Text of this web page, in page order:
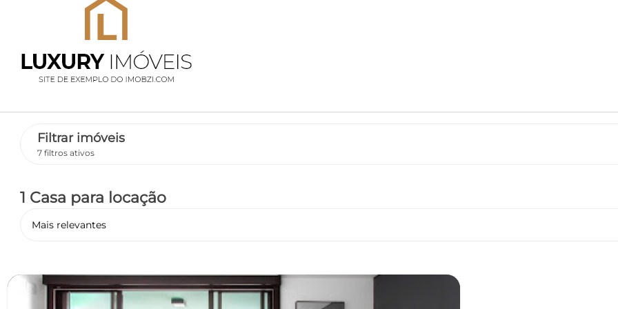
Filtrar imóveis
7 filtros ativos
1 Casa para locação
Mais relevantes